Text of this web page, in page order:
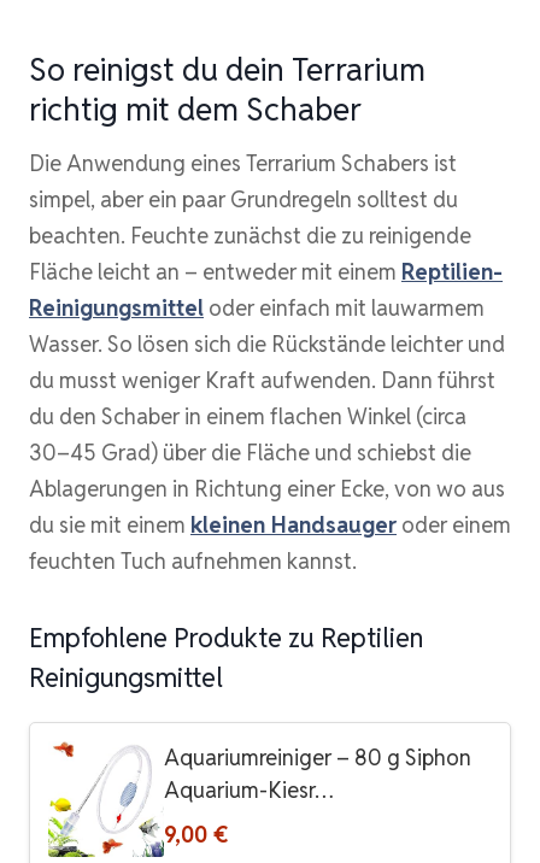
So reinigst du dein Terrarium
richtig mit dem Schaber
Die Anwendung eines Terrarium Schabers ist
simpel, aber ein paar Grundregeln solltest du
beachten. Feuchte zunächst die zu reinigende
Fläche leicht an – entweder mit einem Reptilien-
Reinigungsmittel oder einfach mit lauwarmem
Wasser. So lösen sich die Rückstände leichter und
du musst weniger Kraft aufwenden. Dann führst
du den Schaber in einem flachen Winkel (circa
30–45 Grad) über die Fläche und schiebst die
Ablagerungen in Richtung einer Ecke, von wo aus
du sie mit einem kleinen Handsauger oder einem
feuchten Tuch aufnehmen kannst.
Empfohlene Produkte zu Reptilien
Reinigungsmittel
Aquariumreiniger – 80 g Siphon
Aquarium-Kiesr…
9,00 €